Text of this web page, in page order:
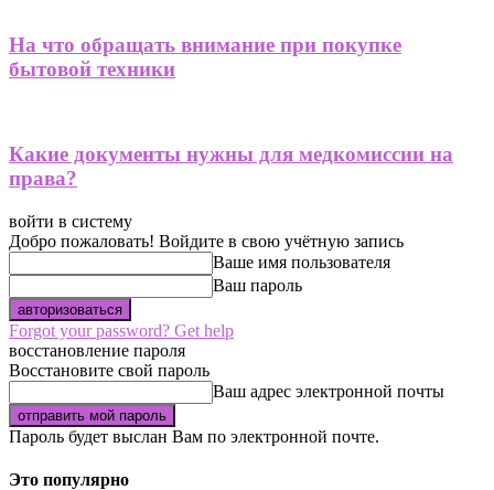
На что обращать внимание при покупке
бытовой техники
Какие документы нужны для медкомиссии на
права?
войти в систему
Добро пожаловать! Войдите в свою учётную запись
Ваше имя пользователя
Ваш пароль
Forgot your password? Get help
восстановление пароля
Восстановите свой пароль
Ваш адрес электронной почты
Пароль будет выслан Вам по электронной почте.
Это популярно